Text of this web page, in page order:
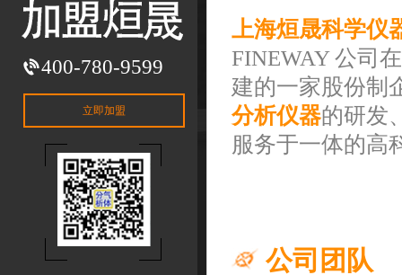
400-780-9599
立即加盟
上海烜晟科学仪
FINEWAY 公司
建的一家股份制
分析仪器的研发
服务于一体的高
公司团队